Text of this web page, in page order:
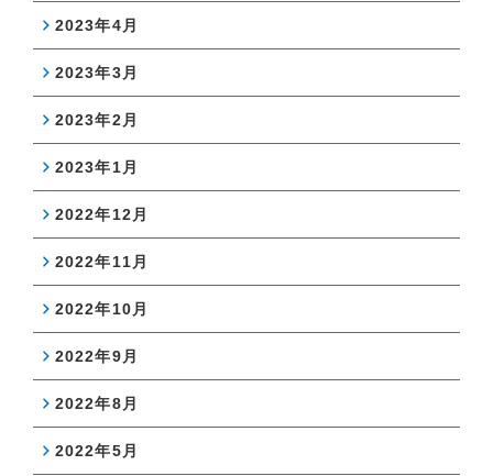
2023年4月
2023年3月
2023年2月
2023年1月
2022年12月
2022年11月
2022年10月
2022年9月
2022年8月
2022年5月